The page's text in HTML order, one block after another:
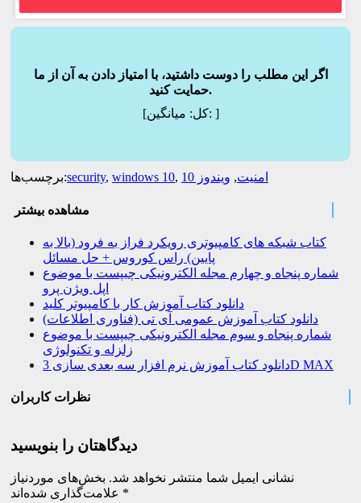
اگر این مطلب را دوست داشتید، با امتیاز دادن به آن از ما
حمایت کنید.
[کل:میانگین: ]
برچسب‌ها:security, windows 10, امنیت, ویندوز 10
مشاهده بیشتر
کتاب شبکه های کامپیوتری رویکرد فراز به فرود (بالا به
پایین) راس کوروس + حل مسائل
شماره پنجاه و چهارم مجله الکترونیکی چیپست با موضوع
اپل ویژن پرو
دانلود کتاب آموزش کار با کامپیوتر کلید
دانلود کتاب آموزش عمومی آی تی (فناوری اطلاعات)
شماره پنجاه و سوم مجله الکترونیکی چیپست با موضوع
زلزله و تکنولوژی
دانلود کتاب آموزش نرم افزار سه بعدی سازی 3D MAX
نظرات کاربران
دیدگاهتان را بنویسید
نشانی ایمیل شما منتشر نخواهد شد. بخش‌های موردنیاز
*